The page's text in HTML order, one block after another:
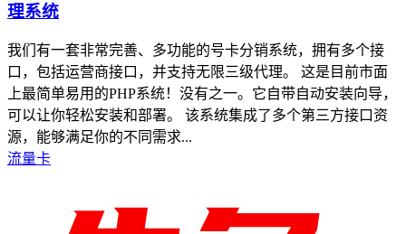
理系统
我们有一套非常完善、多功能的号卡分销系统，拥有多个接
口，包括运营商接口，并支持无限三级代理。 这是目前市面
上最简单易用的PHP系统！没有之一。它自带自动安装向导，
可以让你轻松安装和部署。 该系统集成了多个第三方接口资
源，能够满足你的不同需求...
流量卡